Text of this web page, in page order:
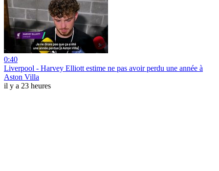
0:40
Liverpool - Harvey Elliott estime ne pas avoir perdu une année à
Aston Villa
il y a 23 heures